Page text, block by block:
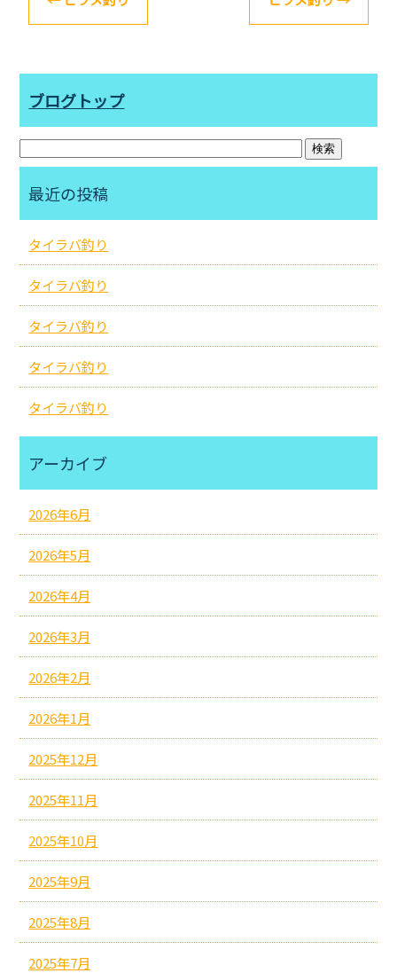
ブログトップ
最近の投稿
タイラバ釣り
タイラバ釣り
タイラバ釣り
タイラバ釣り
タイラバ釣り
アーカイブ
2026年6月
2026年5月
2026年4月
2026年3月
2026年2月
2026年1月
2025年12月
2025年11月
2025年10月
2025年9月
2025年8月
2025年7月